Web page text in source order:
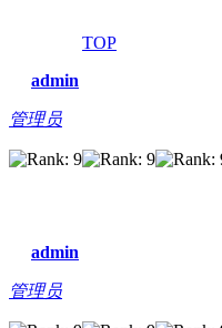
TOP
admin
管理员
admin
管理员